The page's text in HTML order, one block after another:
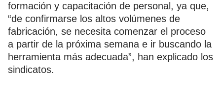
formación y capacitación de personal, ya que,
“de confirmarse los altos volúmenes de
fabricación, se necesita comenzar el proceso
a partir de la próxima semana e ir buscando la
herramienta más adecuada”, han explicado los
sindicatos.